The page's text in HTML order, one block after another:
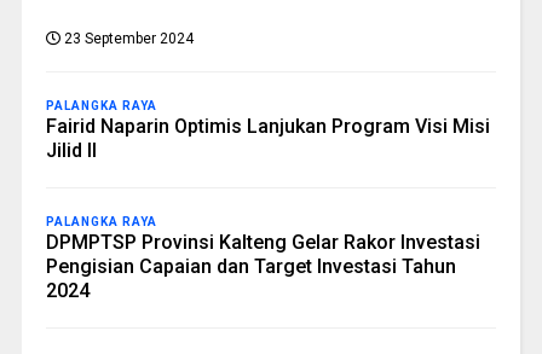
23 September 2024
PALANGKA RAYA
Fairid Naparin Optimis Lanjukan Program Visi Misi
Jilid II
PALANGKA RAYA
DPMPTSP Provinsi Kalteng Gelar Rakor Investasi
Pengisian Capaian dan Target Investasi Tahun
2024